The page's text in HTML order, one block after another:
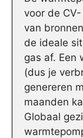
voor de
van
de ideale
gas af. Een
(dus je
genereren
maanden
Globaal